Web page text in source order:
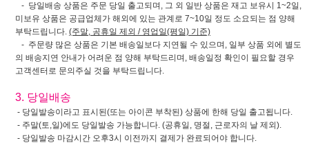
- 당일배송 상품은 주문 당일 출고되며, 그 외 일반 상품은 재고 보유시 1~2일,
미보유 상품은 공급업체가 해외에 있는 관계로 7~10일 정도 소요되는 점 양해
부탁드립니다. (주말, 공휴일 제외 / 영업일(평일) 기준)
- 주문량 많은 상품은 기본 배송일보다 지연될 수 있으며, 일부 상품 외에 별도
의 배송지연 안내가 어려운 점 양해 부탁드리며, 배송일정 확인이 필요할 경우
고객센터로 문의주실 것을 부탁드립니다.
3. 당일배송
- 당일발송이라고 표시된(또는 아이콘 부착된) 상품에 한해 당일 출고됩니다.
- 주말(토,일)에도 당일발송 가능합니다. (공휴일, 명절, 근로자의 날 제외).
- 당일발송 마감시간 오후3시 이전까지 결제가 완료되어야 합니다.